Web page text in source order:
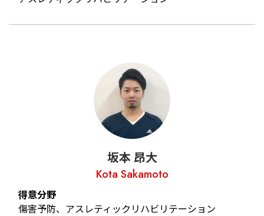
坂本 昂大
Kota Sakamoto
得意分野
傷害予防、アスレティックリハビリテーション